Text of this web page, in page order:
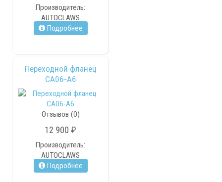
Производитель:
AUTOCLAWS
Подробнее
Переходной фланец
CA06-A6
Отзывов (0)
12 900 ₽
Производитель:
AUTOCLAWS
Подробнее